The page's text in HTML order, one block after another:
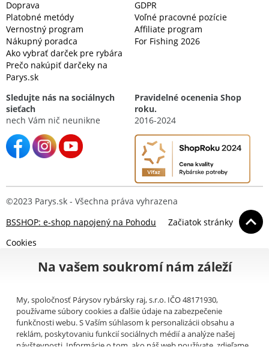
Doprava
Platobné metódy
Vernostný program
Nákupný poradca
Ako vybrať darček pre rybára
Prečo nakúpiť darčeky na
Parys.sk
GDPR
Voľné pracovné pozície
Affiliate program
For Fishing 2026
Sledujte nás na sociálnych
sieťach
nech Vám nič neunikne
Pravidelné ocenenia Shop
roku.
2016-2024
©2023 Parys.sk - Všechna práva vyhrazena
BSSHOP: e-shop napojený na Pohodu
Začiatok stránky
Cookies
Na vašem soukromí nám záleží
My, spoločnosť Párysov rybársky raj, s.r.o. IČO 48171930,
používame súbory cookies a ďalšie údaje na zabezpečenie
funkčnosti webu. S Vaším súhlasom k personalizácii obsahu a
reklám, poskytovaniu funkcií sociálnych médií a analýze našej
návštevnosti. Informácie o tom, ako náš web používate, zdieľame